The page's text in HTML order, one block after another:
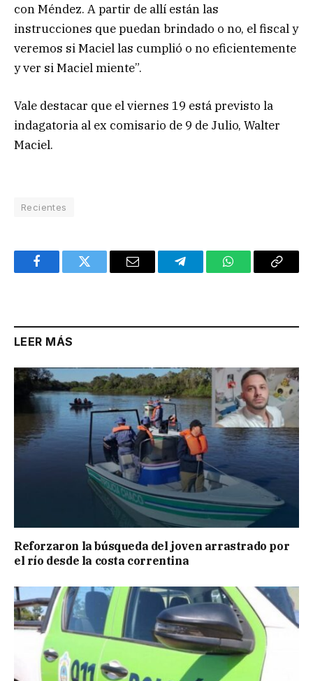
con Méndez. A partir de allí están las
instrucciones que puedan brindado o no, el fiscal y
veremos si Maciel las cumplió o no eficientemente
y ver si Maciel miente”.
Vale destacar que el viernes 19 está previsto la
indagatoria al ex comisario de 9 de Julio, Walter
Maciel.
Recientes
FacebookTwitter Email TelegramWhatsAppCopy
LEER MÁS
Reforzaron la búsqueda del joven arrastrado por
el río desde la costa correntina